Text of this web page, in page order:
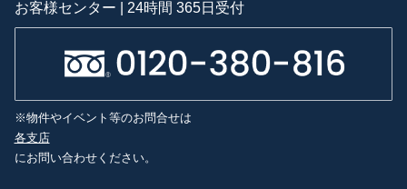
お客様センター | 24時間 365日受付
※物件やイベント等のお問合せは
各支店
にお問い合わせください。